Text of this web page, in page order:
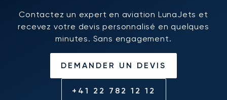
Contactez un expert en aviation LunaJets et
recevez votre devis personnalisé en quelques
minutes. Sans engagement.
DEMANDER UN DEVIS
+41 22 782 12 12